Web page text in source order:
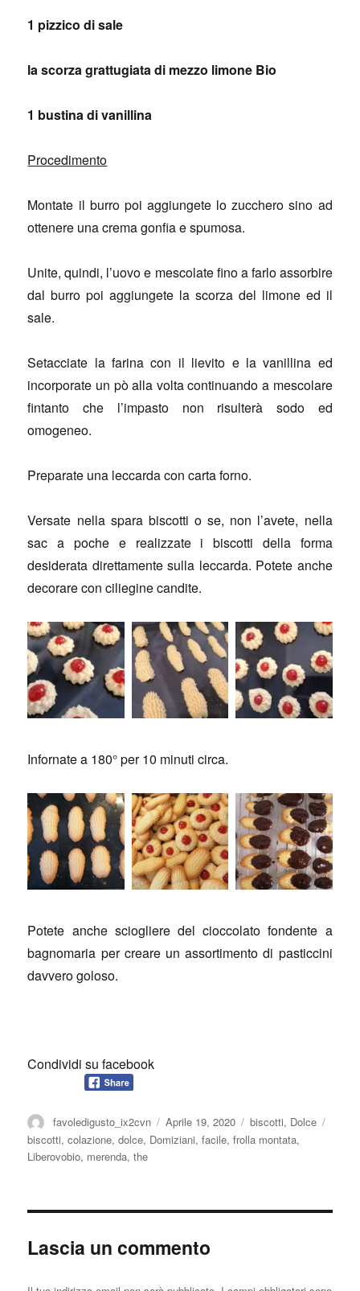
1 pizzico di sale
la scorza grattugiata di mezzo limone Bio
1 bustina di vanillina
Procedimento
Montate il burro poi aggiungete lo zucchero sino ad
ottenere una crema gonfia e spumosa.
Unite, quindi, l’uovo e mescolate fino a farlo assorbire
dal burro poi aggiungete la scorza del limone ed il
sale.
Setacciate la farina con il lievito e la vanillina ed
incorporate un pò alla volta continuando a mescolare
fintanto che l’impasto non risulterà sodo ed
omogeneo.
Preparate una leccarda con carta forno.
Versate nella spara biscotti o se, non l’avete, nella
sac a poche e realizzate i biscotti della forma
desiderata direttamente sulla leccarda. Potete anche
decorare con ciliegine candite.
Infornate a 180° per 10 minuti circa.
Potete anche sciogliere del cioccolato fondente a
bagnomaria per creare un assortimento di pasticcini
davvero goloso.
Condividi su facebook
Autore
favoledigusto_ix2cvn
Pubblicato
il
Aprile 19, 2020 Categorie
biscotti, Dolce
biscotti,colazione,dolce, Domiziani,facile,frolla montata,
Liberovobio, merenda,the
Lascia un commento